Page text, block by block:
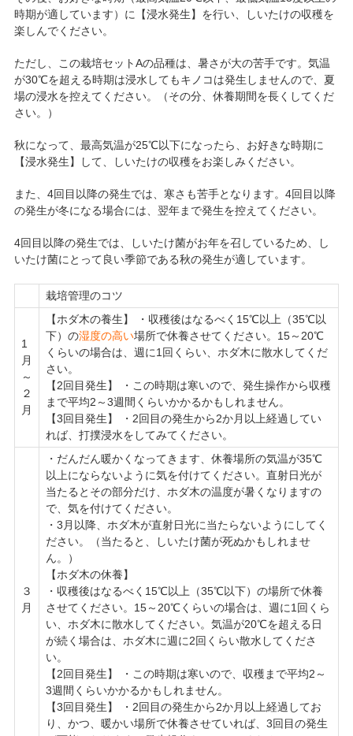
時期が適しています）に【浸水発生】を行い、しいたけの収穫を
楽しんでください。
ただし、この栽培セットAの品種は、暑さが大の苦手です。気温
が30℃を超える時期は浸水してもキノコは発生しませんので、夏
場の浸水を控えてください。（その分、休養期間を長くしてくだ
さい。）
秋になって、最高気温が25℃以下になったら、お好きな時期に
【浸水発生】して、しいたけの収穫をお楽しみください。
また、4回目以降の発生では、寒さも苦手となります。4回目以降
の発生が冬になる場合には、翌年まで発生を控えてください。
4回目以降の発生では、しいたけ菌がお年を召しているため、し
いたけ菌にとって良い季節である秋の発生が適しています。
栽培管理のコツ
1
月
～
２
月
【ホダ木の養生】 ・収穫後はなるべく15℃以上（35℃以
下）の湿度の高い場所で休養させてください。15～20℃
くらいの場合は、週に1回くらい、ホダ木に散水してくだ
さい。
【2回目発生】 ・この時期は寒いので、発生操作から収穫
まで平均2～3週間くらいかかるかもしれません。
【3回目発生】 ・2回目の発生から2か月以上経過してい
れば、打撲浸水をしてみてください。
３
月
・だんだん暖かくなってきます、休養場所の気温が35℃
以上にならないように気を付けてください。直射日光が
当たるとその部分だけ、ホダ木の温度が暑くなりますの
で、気を付けてください。
・3月以降、ホダ木が直射日光に当たらないようにしてく
ださい。（当たると、しいたけ菌が死ぬかもしれませ
ん。）
【ホダ木の休養】
・収穫後はなるべく15℃以上（35℃以下）の場所で休養
させてください。15～20℃くらいの場合は、週に1回くら
い、ホダ木に散水してください。気温が20℃を超える日
が続く場合は、ホダ木に週に2回くらい散水してくださ
い。
【2回目発生】 ・この時期は寒いので、収穫まで平均2～
3週間くらいかかるかもしれません。
【3回目発生】 ・2回目の発生から2か月以上経過してお
り、かつ、暖かい場所で休養させていれば、3回目の発生